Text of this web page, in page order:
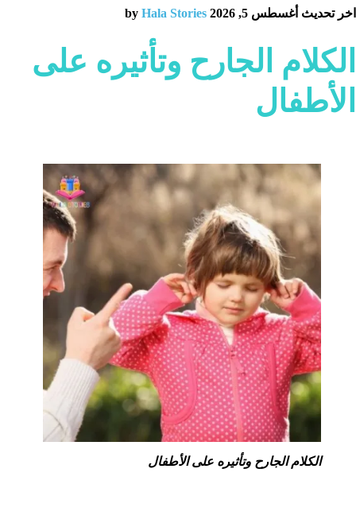
اخر تحديث أغسطس 5, 2026 by Hala Stories
الكلام الجارح وتأثيره على
الأطفال
الكلام الجارح وتأثيره على الأطفال